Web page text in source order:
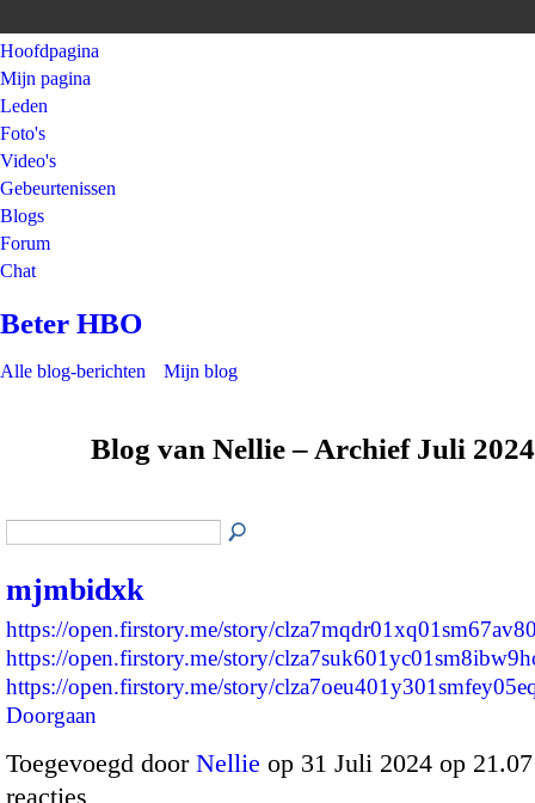
Hoofdpagina
Mijn pagina
Leden
Foto's
Video's
Gebeurtenissen
Blogs
Forum
Chat
Beter HBO
Alle blog-berichten Mijn blog
Blog van Nellie – Archief Juli
mjmbidxk
https://open.firstory.me/story/
https://open.firstory.me/story/
https://open.firstory.me/story/
Doorgaan
Toegevoegd door Nellie op 31 Juli 2024 op
reacties